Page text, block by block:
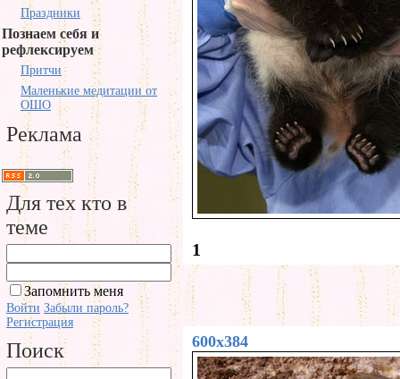
Праздники
Познаем себя и
рефлексируем
Притчи
Маленькие медитации от
ОШО
Реклама
Для тех кто в
теме
Запомнить меня
Войти Забыли пароль?
Регистрация
Поиск
1
600x384